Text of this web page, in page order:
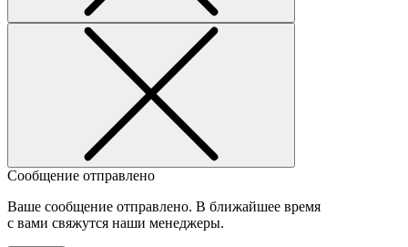
Сообщение отправлено
Ваше сообщение отправлено. В ближайшее время
с вами свяжутся наши менеджеры.